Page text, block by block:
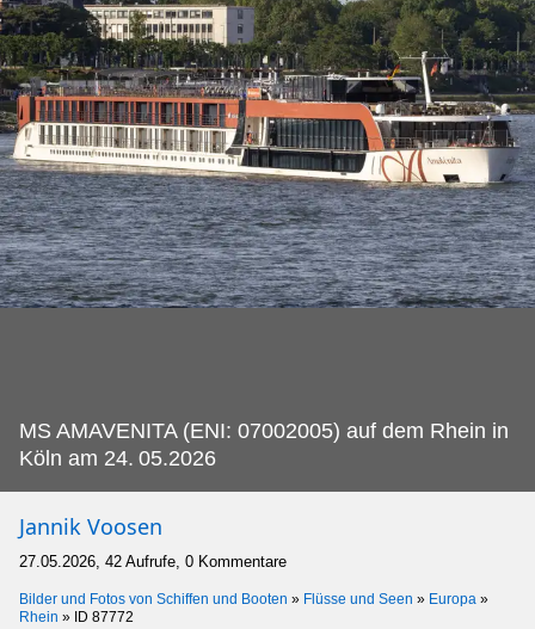
MS AMAVENITA (ENI: 07002005) auf dem Rhein in
Köln am 24. 05.2026
Jannik Voosen
27.05.2026, 42 Aufrufe, 0 Kommentare
Bilder und Fotos von Schiffen und Booten » Flüsse und Seen » Europa »
Rhein » ID 87772